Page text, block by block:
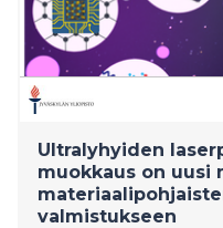
Ultralyhyiden
muokkaus on uusi
valmistukseen